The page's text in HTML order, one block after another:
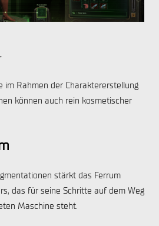
im Rahmen der Charaktererstellung
können auch rein kosmetischer
stärkt das Ferrum
das für seine Schritte auf dem Weg
Maschine steht.